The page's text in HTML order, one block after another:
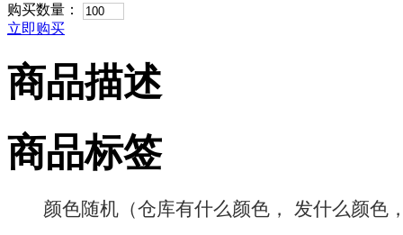
购买数量：
立即购买
商品描述
商品标签
颜色随机（仓库有什么颜色， 发什么颜色